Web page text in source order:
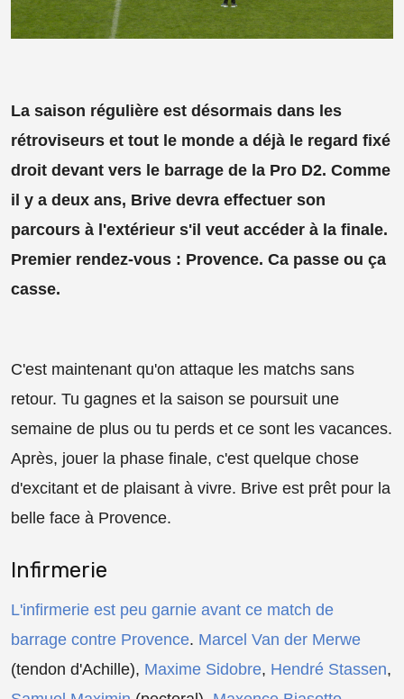
La saison régulière est désormais dans les
rétroviseurs et tout le monde a déjà le regard fixé
droit devant vers le barrage de la Pro D2. Comme
il y a deux ans, Brive devra effectuer son
parcours à l'extérieur s'il veut accéder à la finale.
Premier rendez-vous : Provence. Ca passe ou ça
casse.
C'est maintenant qu'on attaque les matchs sans
retour. Tu gagnes et la saison se poursuit une
semaine de plus ou tu perds et ce sont les vacances.
Après, jouer la phase finale, c'est quelque chose
d'excitant et de plaisant à vivre. Brive est prêt pour la
belle face à Provence.
Infirmerie
L'infirmerie est peu garnie avant ce match de
barrage contre Provence. Marcel Van der Merwe
(tendon d'Achille), Maxime Sidobre, Hendré Stassen,